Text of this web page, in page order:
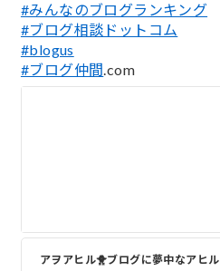
#みんなのブログランキング
#ブログ相談ドットコム
#blogus
#ブログ仲間.com
アヲアヒル🐥ブログに夢中なアヒル